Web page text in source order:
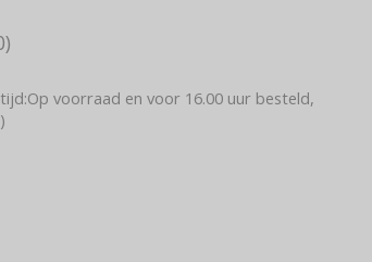
dit product is
voorraad en voor 16.00 uur besteld,